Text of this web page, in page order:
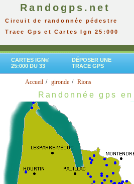
Randogps.net
Circuit de randonnée pédestre
Trace Gps et Cartes Ign 25:000
CARTES IGN®
25:000 DU 33
DÉPOSER UNE
TRACE GPS
Accueil gironde Rions
Randonnée gps